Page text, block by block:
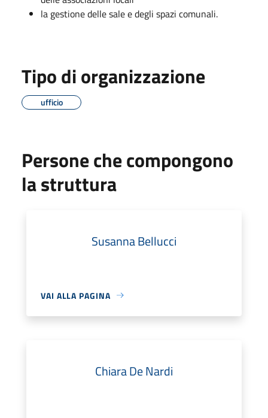
la gestione delle sale e degli spazi comunali.
Tipo di organizzazione
ufficio
Persone che compongono
la struttura
Susanna Bellucci
VAI ALLA PAGINA
Chiara De Nardi